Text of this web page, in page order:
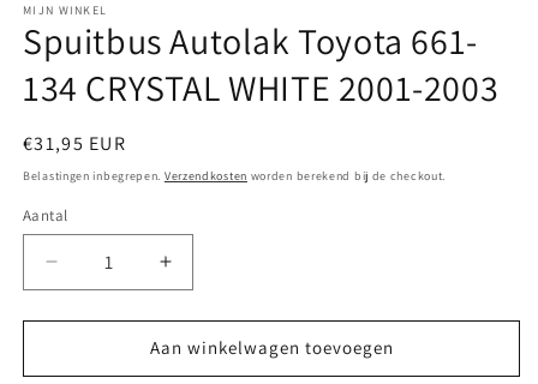
openen
in
modaal
MIJN WINKEL
Spuitbus Autolak Toyota 661-
134 CRYSTAL WHITE 2001-2003
Normale
prijs
€31,95 EUR
Belastingen inbegrepen. Verzendkosten worden berekend bij de checkout.
Aantal
Aantal
verlagen
voor
Autolak
Aantal
verhogen
voor
Spuitbus
Autolak
Aan winkelwagen toevoegen